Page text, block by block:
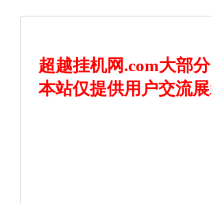
超越挂机网.com大部
本站仅提供用户交流